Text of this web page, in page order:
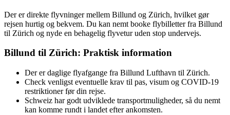
Der er direkte flyvninger mellem Billund og Zürich, hvilket gør
rejsen hurtig og bekvem. Du kan nemt booke flybilletter fra Billund
til Zürich og nyde en behagelig flyvetur uden stop undervejs.
Billund til Zürich: Praktisk information
Der er daglige flyafgange fra Billund Lufthavn til Zürich.
Check venligst eventuelle krav til pas, visum og COVID-19
restriktioner før din rejse.
Schweiz har godt udviklede transportmuligheder, så du nemt
kan komme rundt i landet efter ankomsten.